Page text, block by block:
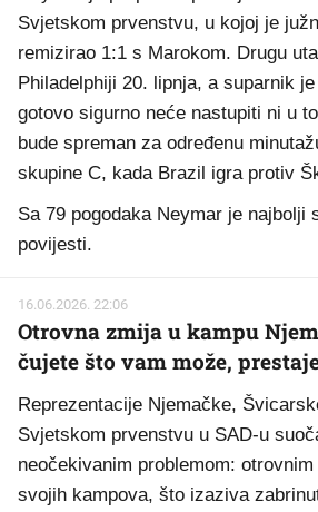
Svjetskom prvenstvu, u kojoj je
remizirao 1:1 s Marokom. Drugu
Philadelphiji 20. lipnja, a suparnik
gotovo sigurno neće nastupiti ni u
bude spreman za određenu
skupine C, kada Brazil igra protiv
Sa 79 pogodaka Neymar je najbolji
povijesti.
16.06.2026. 22:06
Otrovna zmija u kampu
čujete što vam može,
Reprezentacije Njemačke,
Svjetskom prvenstvu u SAD-u
neočekivanim problemom:
svojih kampova, što izaziva